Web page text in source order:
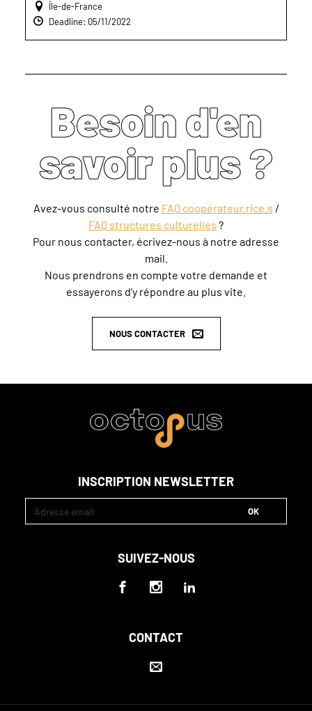
Île-de-France
Deadline: 05/11/2022
Besoin d'en
savoir plus ?
Avez-vous consulté notre FAQ coopérateur.rice.s /
FAQ structures culturelles ?
Pour nous contacter, écrivez-nous à notre adresse
mail.
Nous prendrons en compte votre demande et
essayerons d’y répondre au plus vite.
NOUS CONTACTER
INSCRIPTION NEWSLETTER
SUIVEZ-NOUS
CONTACT